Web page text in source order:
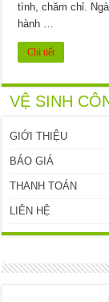
tình, chăm chỉ.
hành …
Chi tiết
VỆ SINH
GIỚI THIỆU
BÁO GIÁ
THANH TOÁN
LIÊN HỆ